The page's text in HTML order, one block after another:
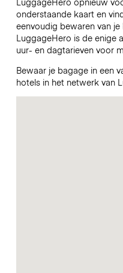
onderstaande kaart en
eenvoudig bewaren van
LuggageHero is de enige
uur- en dagtarieven voor
Bewaar je bagage in een
hotels in het netwerk van